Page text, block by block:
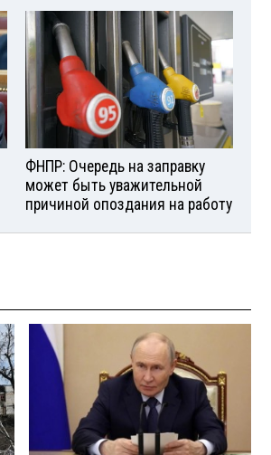
ФНПР: Очередь на заправку
может быть уважительной
причиной опоздания на работу